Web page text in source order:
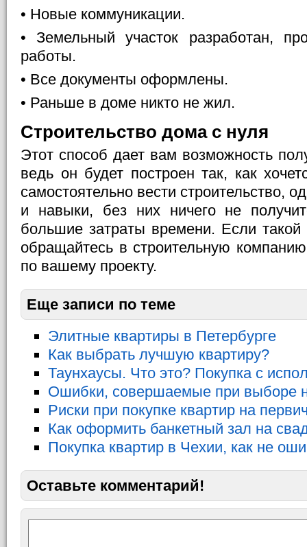
• Новые коммуникации.
• Земельный участок разработан,
работы.
• Все документы оформлены.
• Раньше в доме никто не жил.
Строительство дома с нуля
Этот способ дает вам возможность
ведь он будет построен так, как
самостоятельно вести строительство,
и навыки, без них ничего не
большие затраты времени. Если такой
обращайтесь в строительную
по вашему проекту.
Еще записи по теме
Элитные квартиры в Петербурге
Как выбрать лучшую квартиру?
Таунхаусы. Что это? Покупка с
Ошибки, совершаемые при выборе
Риски при покупке квартир на
Как оформить банкетный зал на
Покупка квартир в Чехии, как не
Оставьте комментарий!